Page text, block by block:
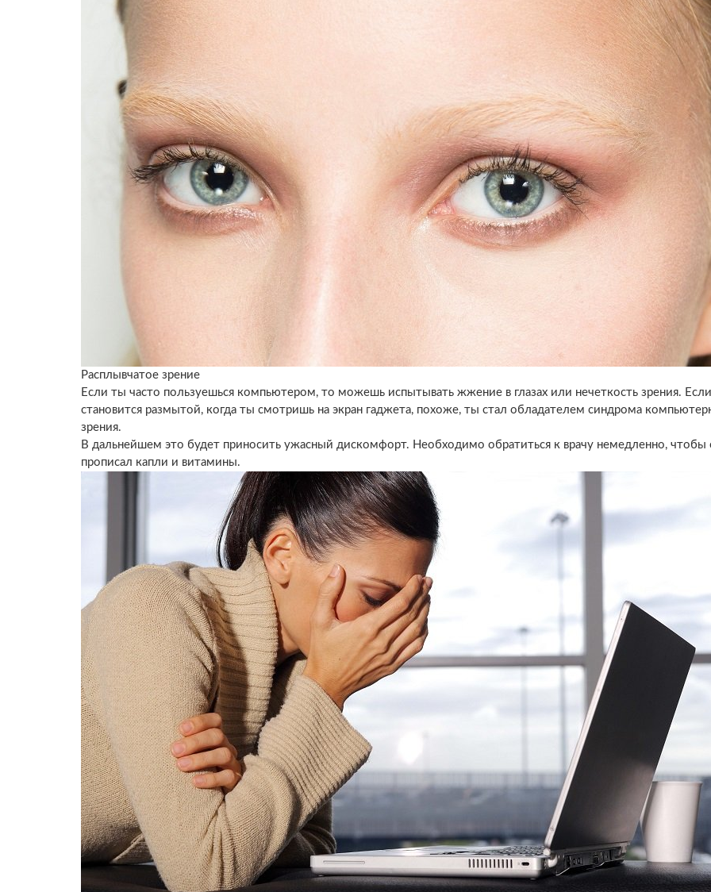
Расплывчатое зрение
Если ты часто пользуешься компьютером, то можешь испытывать жжение в глазах или нечеткость зрения.
становится размытой, когда ты смотришь на экран гаджета, похоже, ты стал обладателем синдрома
зрения.
В дальнейшем это будет приносить ужасный дискомфорт. Необходимо обратиться к врачу немедленно, чтобы
прописал капли и витамины.